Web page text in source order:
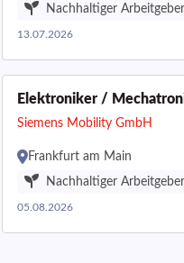
Nachhaltiger Arbeitgeber
13.07.2026
Elektroniker /
Siemens Mobility GmbH
Frankfurt am Main
Nachhaltiger Arbeitgeber
05.08.2026